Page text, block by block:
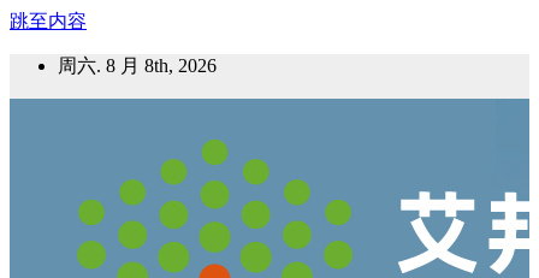
跳至内容
周六. 8 月 8th, 2026